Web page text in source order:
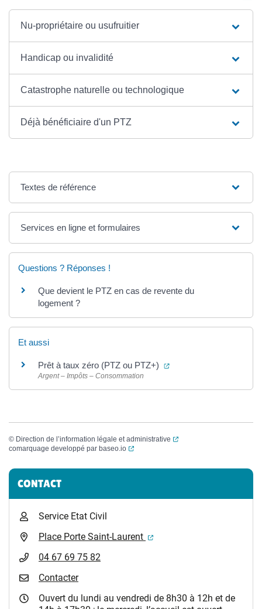
Nu-propriétaire ou usufruitier
Handicap ou invalidité
Catastrophe naturelle ou technologique
Déjà bénéficiaire d'un PTZ
Textes de référence
Services en ligne et formulaires
Questions ? Réponses !
Que devient le PTZ en cas de revente du
logement ?
Et aussi
Prêt à taux zéro (PTZ ou PTZ+) (ouverture dans un
Argent – Impôts – Consommation
© Direction de l’information légale et administrative
(ouverture dans un
comarquage developpé par baseo.io (ouverture dans un nouvel onglet)
Informations complémentaires
CONTACT
Service Etat Civil
Place Porte Saint-Laurent
(ouverture dans un
04 67 69 75 82
Contacter
Ouvert du lundi au vendredi de 8h30 à 12h et de